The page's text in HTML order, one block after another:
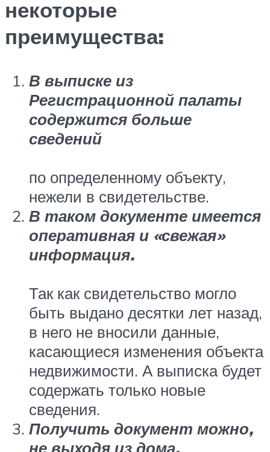
некоторые
преимущества:
В выписке из
Регистрационной палаты
содержится больше
сведений
по определенному объекту,
нежели в свидетельстве.
В таком документе имеется
оперативная и «свежая»
информация.
Так как свидетельство могло
быть выдано десятки лет назад,
в него не вносили данные,
касающиеся изменения объекта
недвижимости. А выписка будет
содержать только новые
сведения.
Получить документ можно,
не выходя из дома.